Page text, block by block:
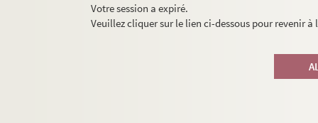
Votre session a expiré.
Veuillez cliquer sur le lien ci-dessous pour revenir